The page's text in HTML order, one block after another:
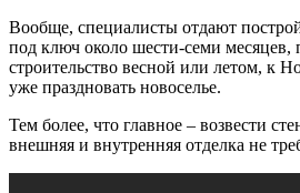
Вообще, специалисты отдают
под ключ около шести-семи месяцев,
строительство весной или летом, к
уже праздновать новоселье.
Тем более, что главное – возвести
внешняя и внутренняя отделка не